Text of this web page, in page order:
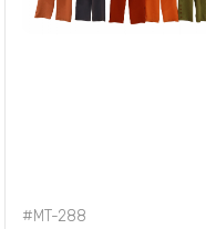
#MT-288